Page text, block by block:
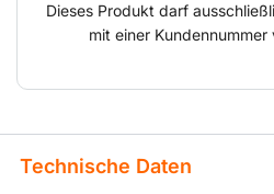
zur Entfernung von Gummi
Dieses Produkt darf
mit einer
Technische Daten